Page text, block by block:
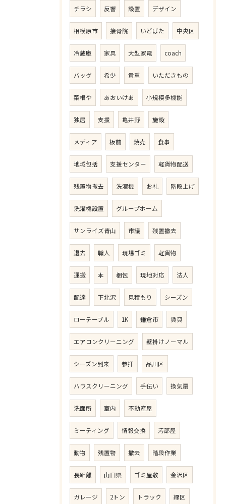
チラシ 反響 設置 デザイン
相模原市 接骨院 いどばた 中央区
冷蔵庫 家具 大型家電 coach
バッグ 希少 貴重 いただきもの
菜根や あおいけあ 小規模多機能
独居 支援 亀井野 施設
メディア 板前 焼売 食事
地域包括 支援センター 軽貨物配送
残置物撤去 洗濯機 お礼 階段上げ
洗濯機設置 グループホーム
サンライズ青山 市議 残置撤去
退去 職人 現場ゴミ 軽貨物
運搬 本 梱包 現地対応 法人
配達 下北沢 見積もり シーズン
ローテーブル 1K 鎌倉市 賃貸
エアコンクリーニング 壁掛けノーマル
シーズン到来 参拝 品川区
ハウスクリーニング 手伝い 換気扇
洗面所 室内 不動産屋
ミーティング 情報交換 汚部屋
動物 残置物 撤去 階段作業
長距離 山口県 ゴミ屋敷 金沢区
ガレージ 2トン トラック 緑区